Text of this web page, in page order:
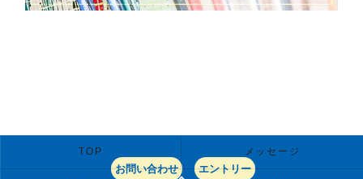
お問い合わせ エントリー
TOP メッセージ